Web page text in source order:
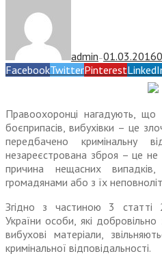
admin —01.03.20160
FacebookTwitterPinterest
Правоохоронці нагадують, що
боєприпасів, вибухівки – це
передбачено кримінальну
незареєстрована зброя – це не
причина нещасних
громадянами або з їх
Згідно з частиною 3 статті
України особи, які
вибухові матеріали,
кримінальної відповідальності.